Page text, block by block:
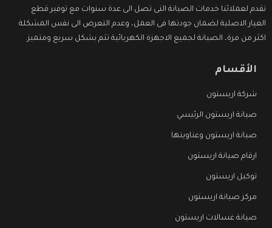
نقدم لعملائنا خدمات الصيانة التى تصل الى عدة سنوات مع توفير قطع
الغيار الاصلية لضمان جودتها فى العمل، وعدم التعرض الى نفس المشكلة
اكثر من مرة، الصيانة لجميع الاجهزة الكهربائية تتم بشكل سريع ومتميز.
الأقسام
شركة اريستون
صيانة اريستون الرئيسي
صيانة اريستون وعناوينها
ارقام صيانة اريستون
توكيل اريستون
مركز صيانة اريستون
صيانة غسالات اريستون